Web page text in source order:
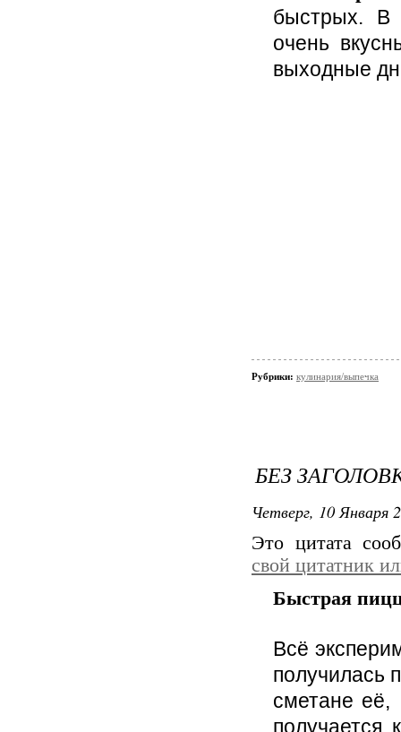
быстрых. В
очень
выходные
Рубрики: кулинария/выпечка
БЕЗ
Четверг, 10 Января
Это цитата
свой цитатник
Быстрая
Всё
получилась
сметане её,
получается